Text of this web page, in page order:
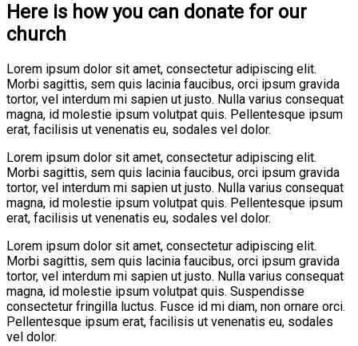
Here is how you can donate for our
church
Lorem ipsum dolor sit amet, consectetur adipiscing elit.
Morbi sagittis, sem quis lacinia faucibus, orci ipsum gravida
tortor, vel interdum mi sapien ut justo. Nulla varius consequat
magna, id molestie ipsum volutpat quis. Pellentesque ipsum
erat, facilisis ut venenatis eu, sodales vel dolor.
Lorem ipsum dolor sit amet, consectetur adipiscing elit.
Morbi sagittis, sem quis lacinia faucibus, orci ipsum gravida
tortor, vel interdum mi sapien ut justo. Nulla varius consequat
magna, id molestie ipsum volutpat quis. Pellentesque ipsum
erat, facilisis ut venenatis eu, sodales vel dolor.
Lorem ipsum dolor sit amet, consectetur adipiscing elit.
Morbi sagittis, sem quis lacinia faucibus, orci ipsum gravida
tortor, vel interdum mi sapien ut justo. Nulla varius consequat
magna, id molestie ipsum volutpat quis. Suspendisse
consectetur fringilla luctus. Fusce id mi diam, non ornare orci.
Pellentesque ipsum erat, facilisis ut venenatis eu, sodales
vel dolor.